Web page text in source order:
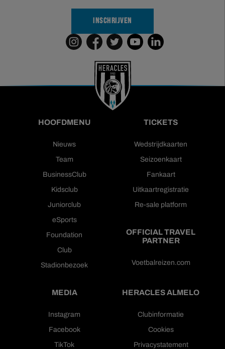
INSCHRIJVEN
HOOFDMENU
Nieuws
Team
BusinessClub
Kidsclub
Juniorclub
eSports
Foundation
Club
Stadionbezoek
TICKETS
Wedstrijdkaarten
Seizoenkaart
Fankaart
Uitkaartregistratie
Re-sale platform
OFFICIAL TRAVEL
PARTNER
Voetbalreizen.com
MEDIA
Instagram
Facebook
TikTok
HERACLES ALMELO
Clubinformatie
Cookies
Privacystatement